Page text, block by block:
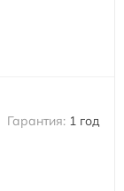
1 год